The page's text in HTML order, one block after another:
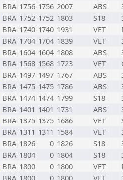
BRA 1756 1756 2007 ABS
BRA 1752 1752 1803 S18
BRA 1740 1740 1931 VET
BRA 1704 1704 1839 VET
BRA 1604 1604 1808 ABS
BRA 1568 1568 1723 VET
BRA 1497 1497 1767 ABS
BRA 1475 1475 1786 ABS
BRA 1474 1474 1799 S18
BRA 1401 1401 1731 ABS
BRA 1375 1375 1686 VET
BRA 1311 1311 1584 VET
BRA 1826 0 1826 S18
BRA 1804 0 1804 S18
BRA 1800 0 1800 VET
BRA 1800 0 1800 VET